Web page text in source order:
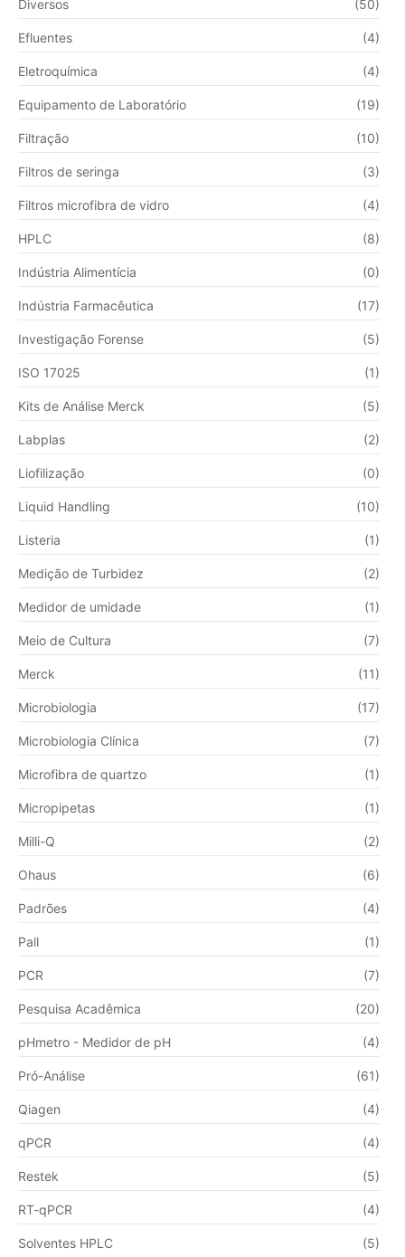
Diversos (50)
Efluentes (4)
Eletroquímica (4)
Equipamento de Laboratório (19)
Filtração (10)
Filtros de seringa (3)
Filtros microfibra de vidro (4)
HPLC (8)
Indústria Alimentícia (0)
Indústria Farmacêutica (17)
Investigação Forense (5)
ISO 17025 (1)
Kits de Análise Merck (5)
Labplas (2)
Liofilização (0)
Liquid Handling (10)
Listeria (1)
Medição de Turbidez (2)
Medidor de umidade (1)
Meio de Cultura (7)
Merck (11)
Microbiologia (17)
Microbiologia Clínica (7)
Microfibra de quartzo (1)
Micropipetas (1)
Milli-Q (2)
Ohaus (6)
Padrões (4)
Pall (1)
PCR (7)
Pesquisa Acadêmica (20)
pHmetro - Medidor de pH (4)
Pró-Análise (61)
Qiagen (4)
qPCR (4)
Restek (5)
RT-qPCR (4)
Solventes HPLC (5)